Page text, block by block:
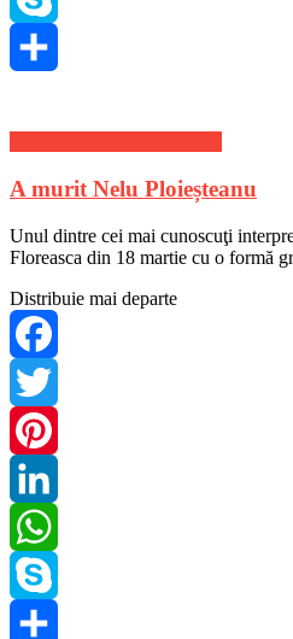
Skype
A murit Nelu Ploieșteanu
Unul dintre cei mai cunoscuţi
Floreasca din 18 martie cu o formă
Distribuie mai departe
Facebook
Twitter
Pinterest
LinkedIn
WhatsApp
Skype